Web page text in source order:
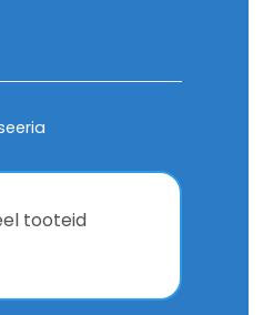
tooteid